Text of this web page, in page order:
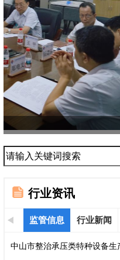
协会召开2026年鉴定评
行业资讯
监管信息 行业新闻
中山市整治承压类特种设备生